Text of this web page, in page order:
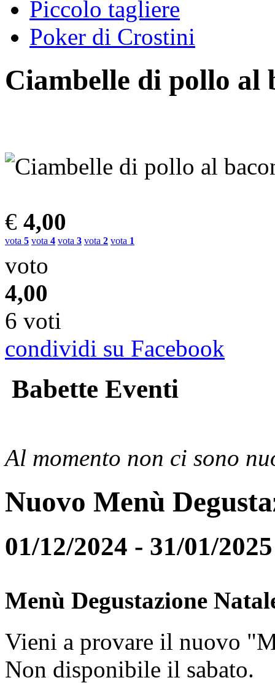
Piccolo tagliere
Poker di Crostini
Ciambelle di pollo al
€ 4,00
vota 5 vota 4 vota 3 vota 2 vota 1
voto
4,00
6 voti
condividi su Facebook
Babette Eventi
Al momento non ci sono
Nuovo Menù
01/12/2024 - 31/01/2025
Menù Degustazione
Vieni a provare il nuovo
Non disponibile il sabato.